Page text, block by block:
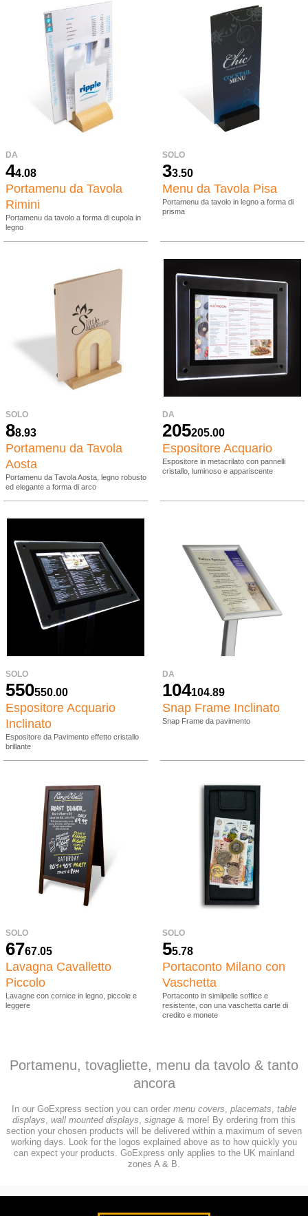
DA
44.08
Portamenu da Tavola
Rimini
Portamenu da tavolo a forma di cupola in
legno
SOLO
33.50
Menu da Tavola Pisa
Portamenu da tavolo in legno a forma di
prisma
SOLO
88.93
Portamenu da Tavola
Aosta
Portamenu da Tavola Aosta, legno robusto
ed elegante a forma di arco
DA
205205.00
Espositore Acquario
Espositore in metacrilato con pannelli
cristallo, luminoso e appariscente
SOLO
550550.00
Espositore Acquario
Inclinato
Espositore da Pavimento effetto cristallo
brillante
DA
104104.89
Snap Frame Inclinato
Snap Frame da pavimento
SOLO
6767.05
Lavagna Cavalletto
Piccolo
Lavagne con cornice in legno, piccole e
leggere
SOLO
55.78
Portaconto Milano con
Vaschetta
Portaconto in similpelle soffice e
resistente, con una vaschetta carte di
credito e monete
Portamenu, tovagliette, menu da tavolo & tanto
ancora
In our GoExpress section you can order menu covers placemats table
displays wall mounted displays signage & more! By ordering from this
section your chosen products will be delivered within a maximum of seven
working days. Look for the logos explained above as to how quickly you
can expect your products. GoExpress only applies to the UK mainland
zones A & B